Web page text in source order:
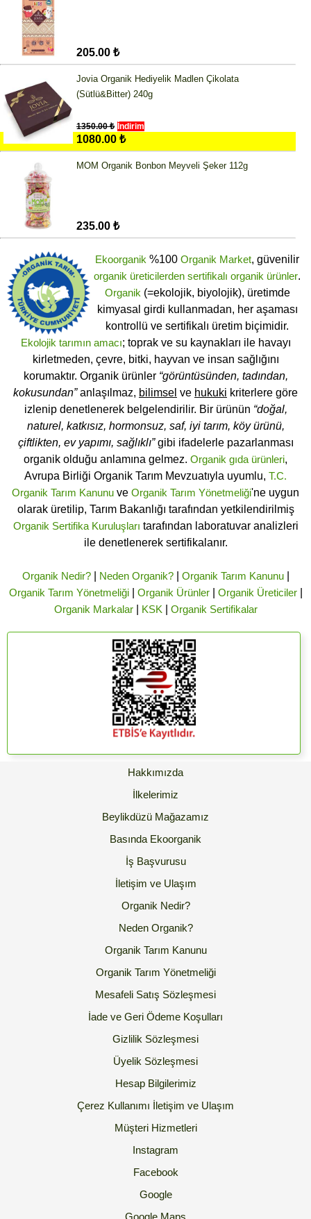
205.00 ₺
Jovia Organik Hediyelik Madlen Çikolata
(Sütlü&Bitter) 240g
1350.00 ₺ İndirim
1080.00 ₺
MOM Organik Bonbon Meyveli Şeker 112g
235.00 ₺
Ekoorganik %100 Organik Market, güvenilir
organik üreticilerden sertifikalı organik ürünler.
Organik (=ekolojik, biyolojik), üretimde
kimyasal girdi kullanmadan, her aşaması
kontrollü ve sertifikalı üretim biçimidir.
Ekolojik tarımın amacı; toprak ve su kaynakları ile havayı
kirletmeden, çevre, bitki, hayvan ve insan sağlığını
korumaktır. Organik ürünler “görüntüsünden, tadından,
kokusundan”anlaşılmaz, bilimsel ve hukuki kriterlere göre
izlenip denetlenerek belgelendirilir. Bir ürünün “doğal,
naturel, katkısız, hormonsuz, saf, iyi tarım, köy ürünü,
çiftlikten, ev yapımı, sağlıklı”gibi ifadelerle pazarlanması
organik olduğu anlamına gelmez. Organik gıda ürünleri,
Avrupa Birliği Organik Tarım Mevzuatıyla uyumlu, T.C.
Organik Tarım Kanunu ve Organik Tarım Yönetmeliği'ne uygun
olarak üretilip, Tarım Bakanlığı tarafından yetkilendirilmiş
Organik Sertifika Kuruluşları tarafından laboratuvar analizleri
ile denetlenerek sertifikalanır.
Organik Nedir?| Neden Organik?| Organik Tarım Kanunu|
Organik Tarım Yönetmeliği| Organik Ürünler| Organik Üreticiler|
Organik Markalar| KSK Organik Sertifikalar
Hakkımızda
İlkelerimiz
Beylikdüzü Mağazamız
Basında Ekoorganik
İş Başvurusu
İletişim ve Ulaşım
Organik Nedir?
Neden Organik?
Organik Tarım Kanunu
Organik Tarım Yönetmeliği
Mesafeli Satış Sözleşmesi
İade ve Geri Ödeme Koşulları
Gizlilik Sözleşmesi
Üyelik Sözleşmesi
Hesap Bilgilerimiz
Çerez Kullanımı İletişim ve Ulaşım
Müşteri Hizmetleri
Instagram
Facebook
Google